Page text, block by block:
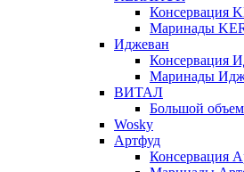
Консервация
Маринады
Иджеван
Консервация
Маринады
ВИТАЛ
Большой объем
Wosky
Артфуд
Консервация